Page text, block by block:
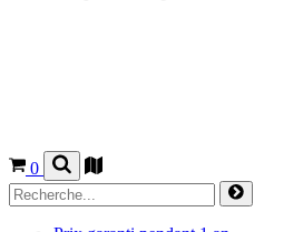
0